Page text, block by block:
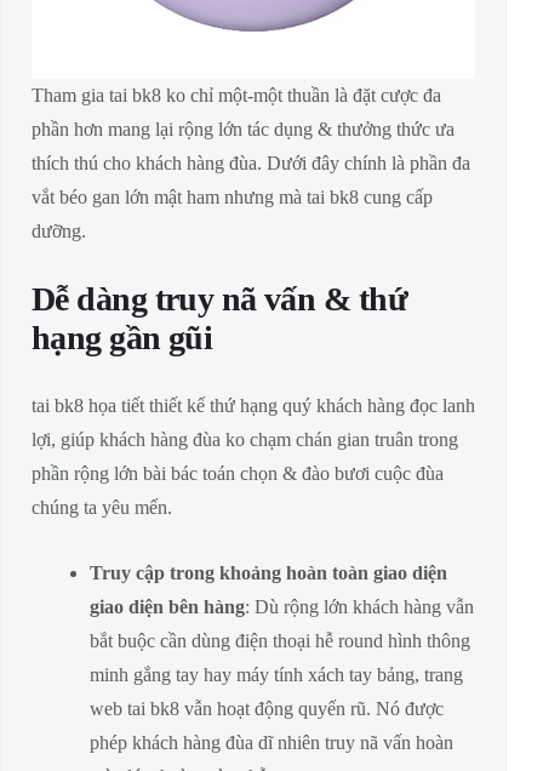
Tham gia tai bk8 ko chỉ một-một thuần là đặt cược đa
phần hơn mang lại rộng lớn tác dụng & thưởng thức ưa
thích thú cho khách hàng đùa. Dưới đây chính là phần đa
vắt béo gan lớn mật ham nhưng mà tai bk8 cung cấp
dưỡng.
Dễ dàng truy nã vấn & thứ
hạng gần gũi
tai bk8 họa tiết thiết kế thứ hạng quý khách hàng đọc lanh
lợi, giúp khách hàng đùa ko chạm chán gian truân trong
phần rộng lớn bài bác toán chọn & đào bươi cuộc đùa
chúng ta yêu mến.
Truy cập trong khoảng hoàn toàn giao diện
giao diện bên hàng: Dù rộng lớn khách hàng vẫn
bắt buộc cần dùng điện thoại hễ round hình thông
minh gắng tay hay máy tính xách tay bảng, trang
web tai bk8 vẫn hoạt động quyến rũ. Nó được
phép khách hàng đùa dĩ nhiên truy nã vấn hoàn